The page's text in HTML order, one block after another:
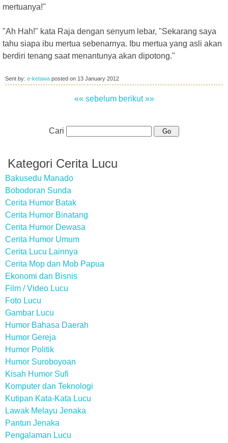
mertuanya!"
"Ah Hah!" kata Raja dengan senyum lebar, "Sekarang saya
tahu siapa ibu mertua sebenarnya. Ibu mertua yang asli akan
berdiri tenang saat menantunya akan dipotong."
Sent by: e-ketawa posted on 13 January 2012
«« sebelum berikut »»
Cari
Kategori Cerita Lucu
Bakusedu Manado
Bobodoran Sunda
Cerita Humor Batak
Cerita Humor Binatang
Cerita Humor Dewasa
Cerita Humor Umum
Cerita Lucu Lainnya
Cerita Mop dan Mob Papua
Ekonomi dan Bisnis
Film / Video Lucu
Foto Lucu
Gambar Lucu
Humor Bahasa Daerah
Humor Gereja
Humor Politik
Humor Suroboyoan
Kisah Humor Sufi
Komputer dan Teknologi
Kutipan Kata-Kata Lucu
Lawak Melayu Jenaka
Pantun Jenaka
Pengalaman Lucu